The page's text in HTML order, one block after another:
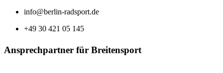
info@berlin-radsport.de
+49 30 421 05 145
Ansprechpartner für Breitensport